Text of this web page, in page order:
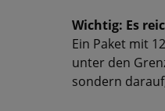
Wichtig: Es
Ein Paket mit
unter den
sondern